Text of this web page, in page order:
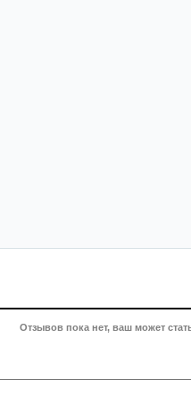
Отзывов пока нет, ваш может